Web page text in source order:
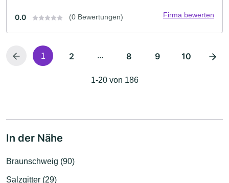
0.0 (0 Bewertungen) Firma bewerten
1 2 ... 8 9 10
1-20 von 186
In der Nähe
Braunschweig (90)
Salzgitter (29)